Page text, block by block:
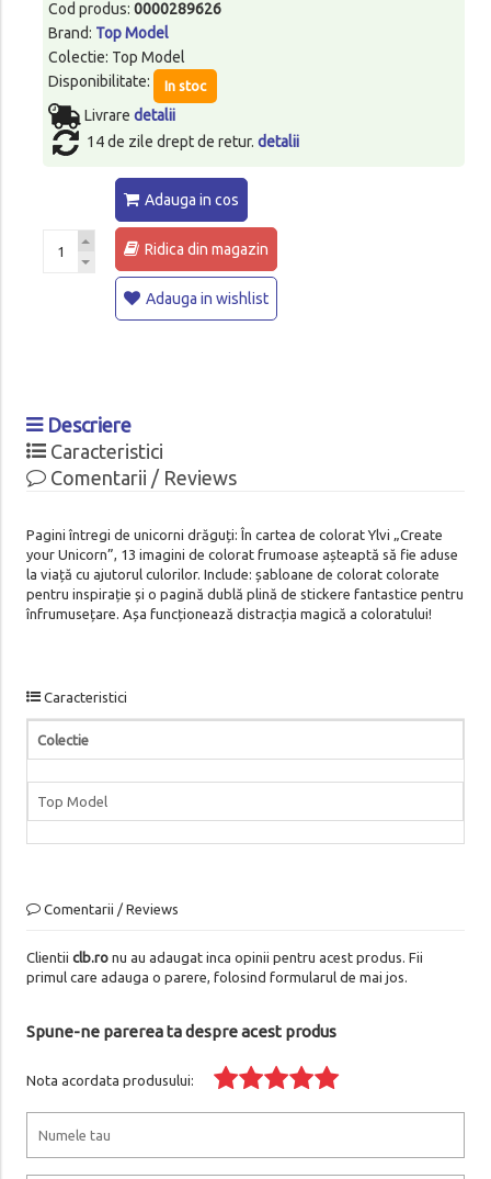
Cod produs: 0000289626
Brand: Top Model
Colectie: Top Model
Disponibilitate:
In stoc
Livrare detalii
14 de zile drept de retur. detalii
Adauga in cos
Ridica din magazin
Adauga in wishlist
Descriere
Caracteristici
Comentarii / Reviews
Pagini întregi de unicorni drăguți: În cartea de colorat Ylvi „Create
your Unicorn”, 13 imagini de colorat frumoase așteaptă să fie aduse
la viață cu ajutorul culorilor. Include: șabloane de colorat colorate
pentru inspirație și o pagină dublă plină de stickere fantastice pentru
înfrumusețare. Așa funcționează distracția magică a coloratului!
Caracteristici
Colectie
Top Model
Comentarii / Reviews
Clientii clb.ronu au adaugat inca opinii pentru acest produs. Fii
primul care adauga o parere, folosind formularul de mai jos.
Spune-ne parerea ta despre acest produs
Nota acordata produsului: